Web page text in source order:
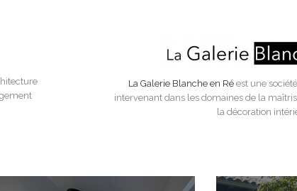
La Galerie Blanche en Réest une
intervenant dans les domaines de la
la décoration